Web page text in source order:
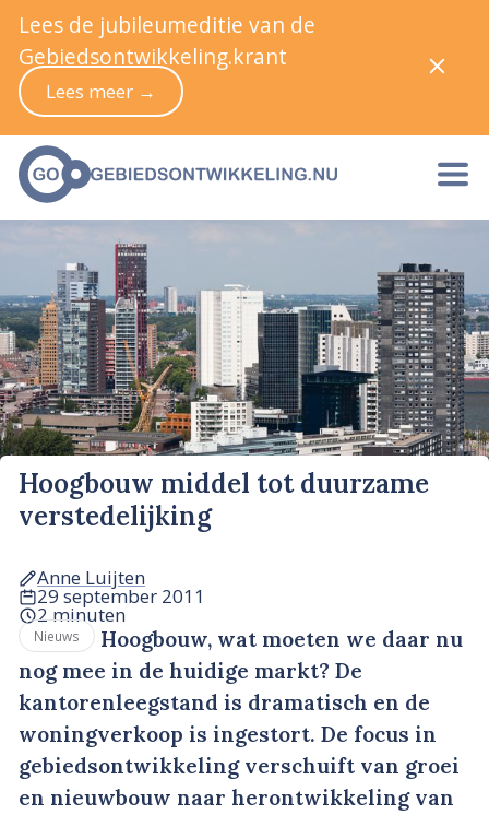
Hoogbouw middel tot duurzame
verstedelijking
Anne Luijten
29 september 2011
2 minuten
Nieuws
Hoogbouw, wat moeten we daar nu
nog mee in de huidige markt? De
kantorenleegstand is dramatisch en de
woningverkoop is ingestort. De focus in
gebiedsontwikkeling verschuift van groei
en nieuwbouw naar herontwikkeling van
Lees de jubileumeditie van de
Gebiedsontwikkeling.krant
Lees meer →